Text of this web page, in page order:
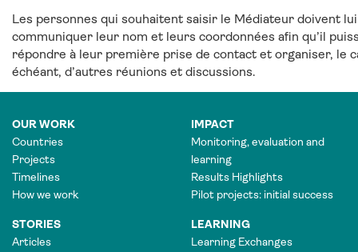
Les personnes qui souhaitent saisir le Médiateur doivent lui
communiquer leur nom et leurs coordonnées afin qu’il
répondre à leur première prise de contact et organiser, le
échéant, d’autres réunions et discussions.
OUR WORK
Countries
Projects
Timelines
How we work
IMPACT
Monitoring, evaluation and
learning
Results Highlights
Pilot projects: initial success
STORIES
Articles
LEARNING
Learning Exchanges